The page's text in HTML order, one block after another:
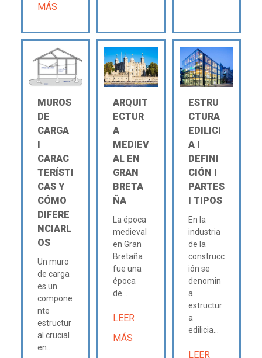
MÁS
MUROS
DE
CARGA
Ι
CARAC
TERÍSTI
CAS Y
CÓMO
DIFERE
NCIARL
OS
Un muro
de carga
es un
compone
nte
estructur
al crucial
en...
ARQUIT
ECTUR
A
MEDIEV
AL EN
GRAN
BRETA
ÑA
La época
medieval
en Gran
Bretaña
fue una
época
de...
LEER
MÁS
ESTRU
CTURA
EDILICI
A Ι
DEFINI
CIÓN Ι
PARTES
Ι TIPOS
En la
industria
de la
construcc
ión se
denomin
a
estructur
a
edilicia...
LEER